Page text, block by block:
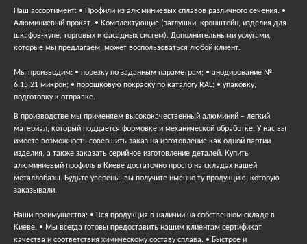
Наш ассортимент: • Профили из алюминиевых сплавов различного сечения. •
Алюминиевый прокат. • Комплектующие (заглушки, кронштейн, изделия для
шкафов-купе, торговых и фасадных систем). Дополнительными услугами,
которые мы предлагаем, может воспользоваться любой клиент.
Мы производим: • порезку по заданным параметрам; • анодирование №
6,15,21 микрон; • порошковую покраску по каталогу RAL; • упаковку,
подготовку к отправке.
В производстве мы применяем высококачественный алюминий – легкий
материал, который поддается формовке и механической обработке. У нас вы
имеете возможность совершить заказ на изготовление как одной партии
изделия, а также заказать серийное изготовление деталей. Купить
алюминиевый профиль в Киеве достаточно просто на складах нашей
металлобазы. Будьте уверены, вы получите именно ту продукцию, которую
заказывали.
Наши преимущества: • Вся продукция в наличии на собственном складе в
Киеве. • Мы всегда готовы предоставить нашим клиентам сертификат
качества и соответствия химическому составу сплава. • Быстрое и